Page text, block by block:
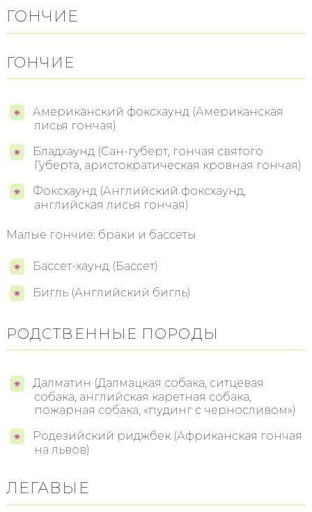
ГОНЧИЕ
ГОНЧИЕ
Американский фоксхаунд (Американская
лисья гончая)
Бладхаунд (Сан-губерт, гончая святого
Губерта, аристократическая кровная гончая)
Фоксхаунд (Английский фоксхаунд,
английская лисья гончая)
Малые гончие: браки и бассеты
Бассет-хаунд (Бассет)
Бигль (Английский бигль)
РОДСТВЕННЫЕ ПОРОДЫ
Далматин (Далмацкая собака, ситцевая
собака, английская каретная собака,
пожарная собака, «пудинг с черносливом»)
Родезийский риджбек (Африканская гончая
на львов)
ЛЕГАВЫЕ